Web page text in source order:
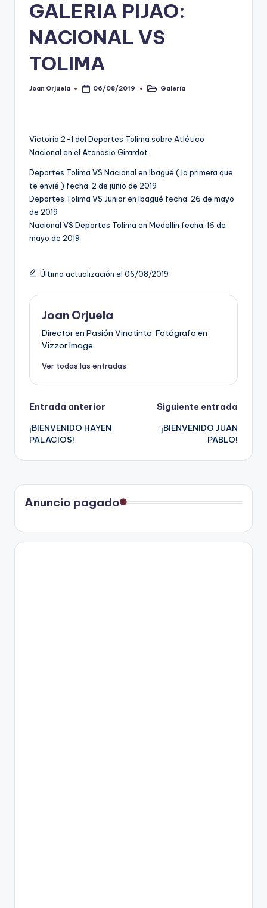
V
o
GALERIA PIJAO:
NACIONAL VS
TOLIMA
Publicado
Joan Orjuela 06/08/2019
Publicado
Galería
Victoria 2-1 del Deportes Tolima sobre Atlético
Nacional en el Atanasio Girardot.
Deportes Tolima VS Nacional en Ibagué ( la primera que
te envié ) fecha: 2 de junio de 2019
Deportes Tolima VS Junior en Ibagué fecha: 26 de mayo
de 2019
Nacional VS Deportes Tolima en Medellín fecha: 16 de
mayo de 2019
Última actualización el 06/08/2019
Joan Orjuela
Director en Pasión Vinotinto. Fotógrafo en
Vizzor Image.
Ver todas las entradas
Navegación
de
entradas
Entrada anterior
¡BIENVENIDO HAYEN
PALACIOS!
Siguiente entrada
¡BIENVENIDO JUAN
PABLO!
Anuncio pagado